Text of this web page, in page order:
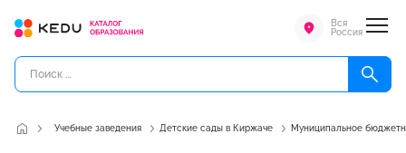
Вся
Россия
Учебные заведения Детские сады в Киржаче Муниципальное